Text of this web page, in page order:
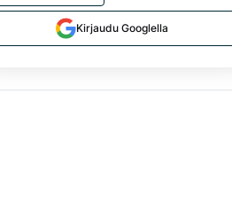
Kirjaudu Googlella